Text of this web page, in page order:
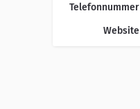
Telefonnummer
Website